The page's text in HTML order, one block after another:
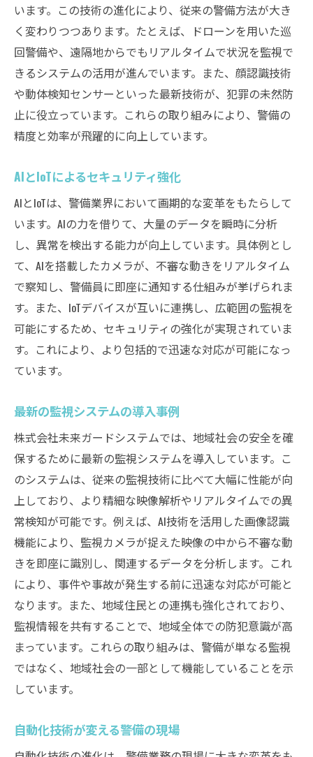
います。この技術の進化により、従来の警備方法が大き
く変わりつつあります。たとえば、ドローンを用いた巡
回警備や、遠隔地からでもリアルタイムで状況を監視で
きるシステムの活用が進んでいます。また、顔認識技術
や動体検知センサーといった最新技術が、犯罪の未然防
止に役立っています。これらの取り組みにより、警備の
精度と効率が飛躍的に向上しています。
AIとIoTによるセキュリティ強化
AIとIoTは、警備業界において画期的な変革をもたらして
います。AIの力を借りて、大量のデータを瞬時に分析
し、異常を検出する能力が向上しています。具体例とし
て、AIを搭載したカメラが、不審な動きをリアルタイム
で察知し、警備員に即座に通知する仕組みが挙げられま
す。また、IoTデバイスが互いに連携し、広範囲の監視を
可能にするため、セキュリティの強化が実現されていま
す。これにより、より包括的で迅速な対応が可能になっ
ています。
最新の監視システムの導入事例
株式会社未来ガードシステムでは、地域社会の安全を確
保するために最新の監視システムを導入しています。こ
のシステムは、従来の監視技術に比べて大幅に性能が向
上しており、より精細な映像解析やリアルタイムでの異
常検知が可能です。例えば、AI技術を活用した画像認識
機能により、監視カメラが捉えた映像の中から不審な動
きを即座に識別し、関連するデータを分析します。これ
により、事件や事故が発生する前に迅速な対応が可能と
なります。また、地域住民との連携も強化されており、
監視情報を共有することで、地域全体での防犯意識が高
まっています。これらの取り組みは、警備が単なる監視
ではなく、地域社会の一部として機能していることを示
しています。
自動化技術が変える警備の現場